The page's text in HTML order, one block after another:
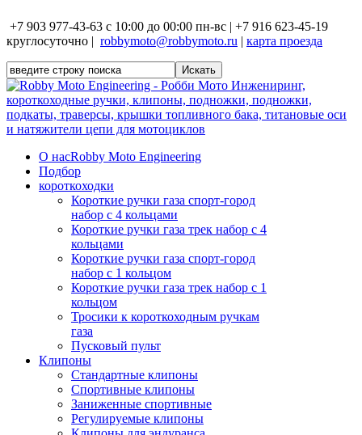
+7 903 977-43-63 с 10:00 до 00:00 пн-вс | +7 916 623-45-19
круглосуточно | robbymoto@robbymoto.ru | карта проезда
О насRobby Moto Engineering
Подбор
короткоходки
Короткие ручки газа спорт-город
набор с 4 кольцами
Короткие ручки газа трек набор с 4
кольцами
Короткие ручки газа спорт-город
набор с 1 кольцом
Короткие ручки газа трек набор с 1
кольцом
Тросики к короткоходным ручкам
газа
Пусковый пульт
Клипоны
Стандартные клипоны
Спортивные клипоны
Заниженные спортивные
Регулируемые клипоны